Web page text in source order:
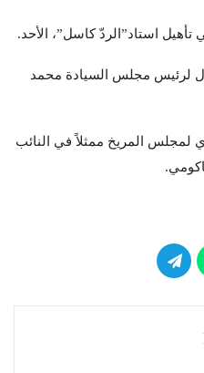
تأهيل استاد”الردّ كاسل”، الأحد.
لرئيس مجلس السيادة محمد
لمجلس المريخ ممثلاً في النائب